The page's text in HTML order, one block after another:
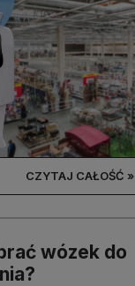
CZYTAJ CAŁOŚĆ »
wózek do